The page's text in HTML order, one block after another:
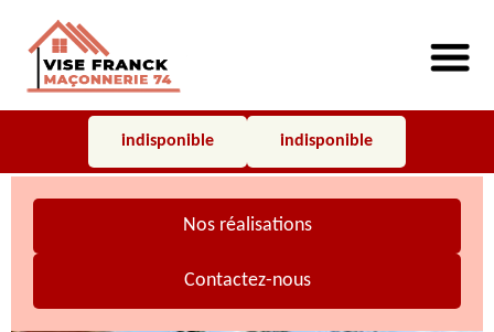
indisponible indisponible
Nos réalisations
Contactez-nous